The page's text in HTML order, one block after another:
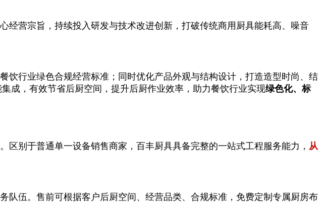
经营宗旨，持续投入研发与技术改进创新，打破传统商用厨具能耗高、噪音
饮行业绿色合规经营标准；同时优化产品外观与结构设计，打造造型时尚、结
成，有效节省后厨空间，提升后厨作业效率，助力餐饮行业实现绿色化、标
别于普通单一设备销售商家，百丰厨具具备完整的一站式工程服务能力， 从
伍。售前可根据客户后厨空间、经营品类、合规标准，免费定制专属厨房布